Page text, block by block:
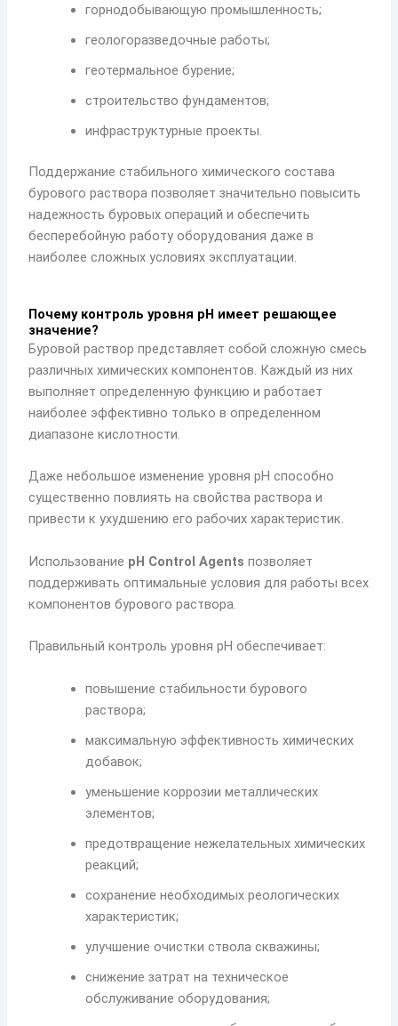
горнодобывающую промышленность;
геологоразведочные работы;
геотермальное бурение;
строительство фундаментов;
инфраструктурные проекты.
Поддержание стабильного химического состава
бурового раствора позволяет значительно повысить
надежность буровых операций и обеспечить
бесперебойную работу оборудования даже в
наиболее сложных условиях эксплуатации.
Почему контроль уровня pH имеет решающее
значение?
Буровой раствор представляет собой сложную смесь
различных химических компонентов. Каждый из них
выполняет определенную функцию и работает
наиболее эффективно только в определенном
диапазоне кислотности.
Даже небольшое изменение уровня pH способно
существенно повлиять на свойства раствора и
привести к ухудшению его рабочих характеристик.
Использование pH Control Agents позволяет
поддерживать оптимальные условия для работы всех
компонентов бурового раствора.
Правильный контроль уровня pH обеспечивает:
повышение стабильности бурового
раствора;
максимальную эффективность химических
добавок;
уменьшение коррозии металлических
элементов;
предотвращение нежелательных химических
реакций;
сохранение необходимых реологических
характеристик;
улучшение очистки ствола скважины;
снижение затрат на техническое
обслуживание оборудования;